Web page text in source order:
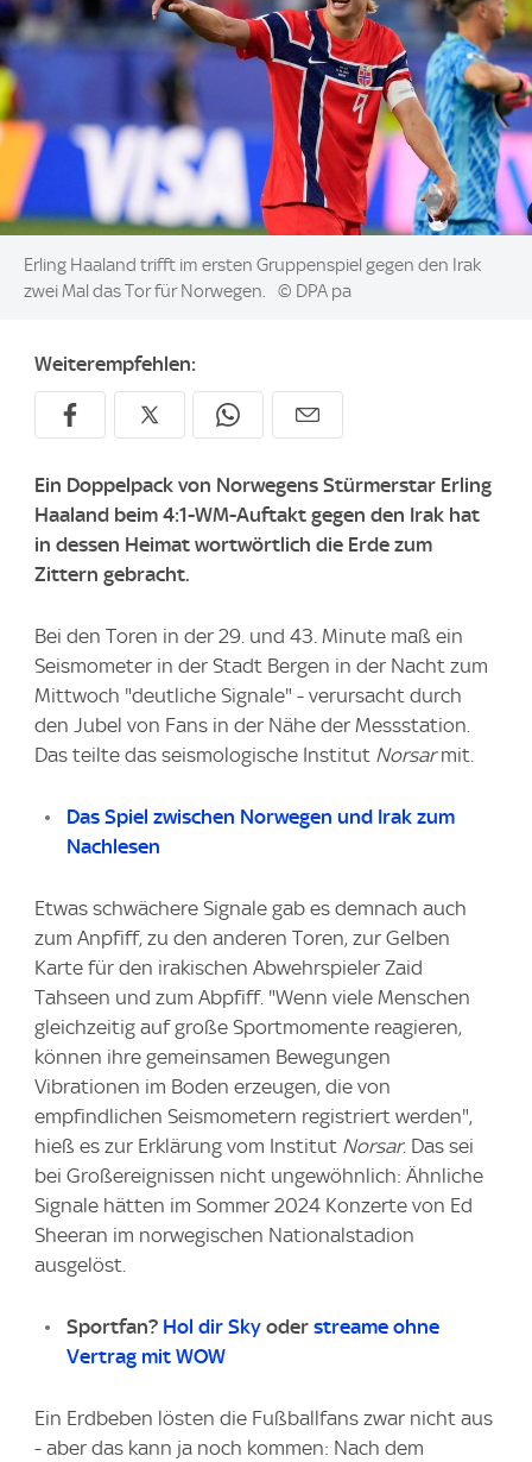
Image:
Erling Haaland trifft im ersten Gruppenspiel gegen den Irak
zwei Mal das Tor für Norwegen.
© DPA pa
Weiterempfehlen:
Ein Doppelpack von Norwegens Stürmerstar Erling
Haaland beim 4:1-WM-Auftakt gegen den Irak hat
in dessen Heimat wortwörtlich die Erde zum
Zittern gebracht.
Bei den Toren in der 29. und 43. Minute maß ein
Seismometer in der Stadt Bergen in der Nacht zum
Mittwoch "deutliche Signale" - verursacht durch
den Jubel von Fans in der Nähe der Messstation.
Das teilte das seismologische Institut Norsarmit.
Das Spiel zwischen Norwegen und Irak zum
Nachlesen
Etwas schwächere Signale gab es demnach auch
zum Anpfiff, zu den anderen Toren, zur Gelben
Karte für den irakischen Abwehrspieler Zaid
Tahseen und zum Abpfiff. "Wenn viele Menschen
gleichzeitig auf große Sportmomente reagieren,
können ihre gemeinsamen Bewegungen
Vibrationen im Boden erzeugen, die von
empfindlichen Seismometern registriert werden",
hieß es zur Erklärung vom Institut Norsar. Das sei
bei Großereignissen nicht ungewöhnlich: Ähnliche
Signale hätten im Sommer 2024 Konzerte von Ed
Sheeran im norwegischen Nationalstadion
ausgelöst.
Sportfan? Hol dir Sky oder streame ohne
Vertrag mit WOW
Ein Erdbeben lösten die Fußballfans zwar nicht aus
- aber das kann ja noch kommen: Nach dem